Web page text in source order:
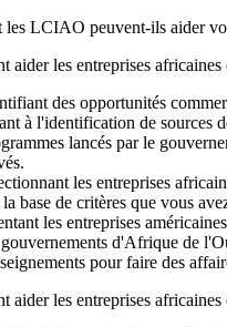
les LCIAO peuvent-ils aider
aider les entreprises
des opportunités
à l'identification de sources
lancés par le
les entreprises
la base de critères que vous
les entreprises
d'Afrique de
pour faire des
aider les entreprises